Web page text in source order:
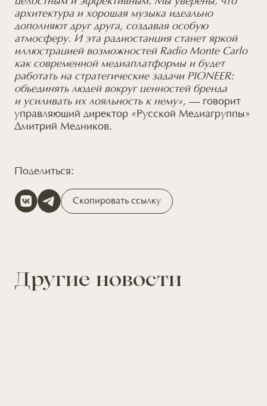
архитектура и хорошаямузыка идеально
дополняют друг друга, создавая особую
атмосферу. И этарадиостанция станет яркой
иллюстрацией возможностей Radio Monte Carlo
как современной медиаплатформы и будет
работать на стратегическиезадачи PIONEER:
объединять людей вокруг ценностей бренда
и усиливатьих лояльность к нему», — говорит
управляющий директор «Русской Медиагруппы»
Дмитрий Медников.
Поделиться:
Скопировать ссылку
Другие новости